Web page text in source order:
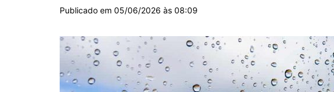
Publicado em 05/06/2026 às 08:09